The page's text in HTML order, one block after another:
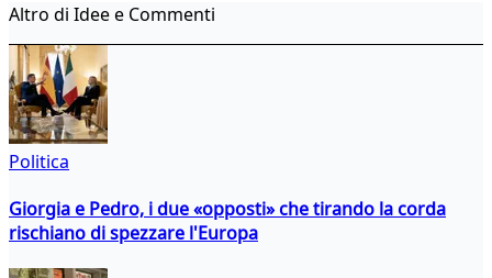
Altro di Idee e Commenti
Politica
Giorgia e Pedro, i due «opposti» che tirando la corda
rischiano di spezzare l'Europa